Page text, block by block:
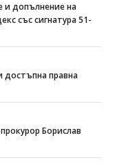
и допълнение на
със сигнатура 51-
достъпна правна
Борислав